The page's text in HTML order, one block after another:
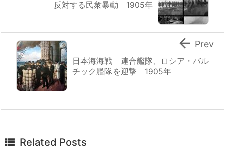
反対する民衆暴動 1905年
日本海海戦 連合艦隊、ロシア・バル
チック艦隊を迎撃 1905年
 Prev
 Related Posts